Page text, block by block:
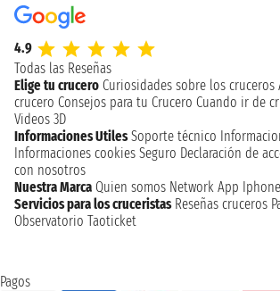
4.9
Todas las Reseñas
Elige tu crucero Curiosidades sobre los cruceros
crucero Consejos para tu Crucero Cuando ir de
Videos 3D
Informaciones Utiles Soporte técnico
Informaciones cookies Seguro Declaración de
con nosotros
Nuestra Marca Quien somos Network App Iphone
Servicios para los cruceristas Reseñas cruceros
Observatorio Taoticket
Pagos